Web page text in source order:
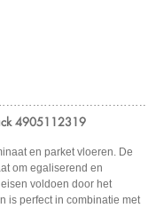
4905112319
en parket vloeren. De
om egaliserend en
voldoen door het
is perfect in combinatie met